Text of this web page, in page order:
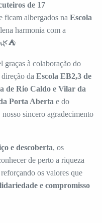
de 17
ficam albergados na Escola
harmonia com a
graças à colaboração do
direção da Escola EB2,3 de
de Rio Caldo e Vilar da
Porta Aberta e do
nosso sincero agradecimento
e descoberta, os
de perto a riqueza
os valores que
e compromisso